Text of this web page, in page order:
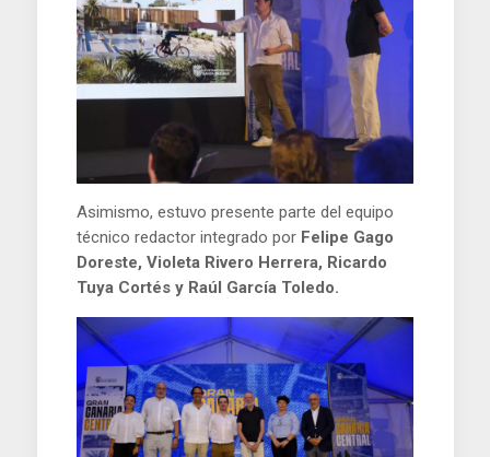
Asimismo, estuvo presente parte del equipo
técnico redactor integrado por Felipe Gago
Doreste, Violeta Rivero Herrera, Ricardo
Tuya Cortés y Raúl García Toledo.